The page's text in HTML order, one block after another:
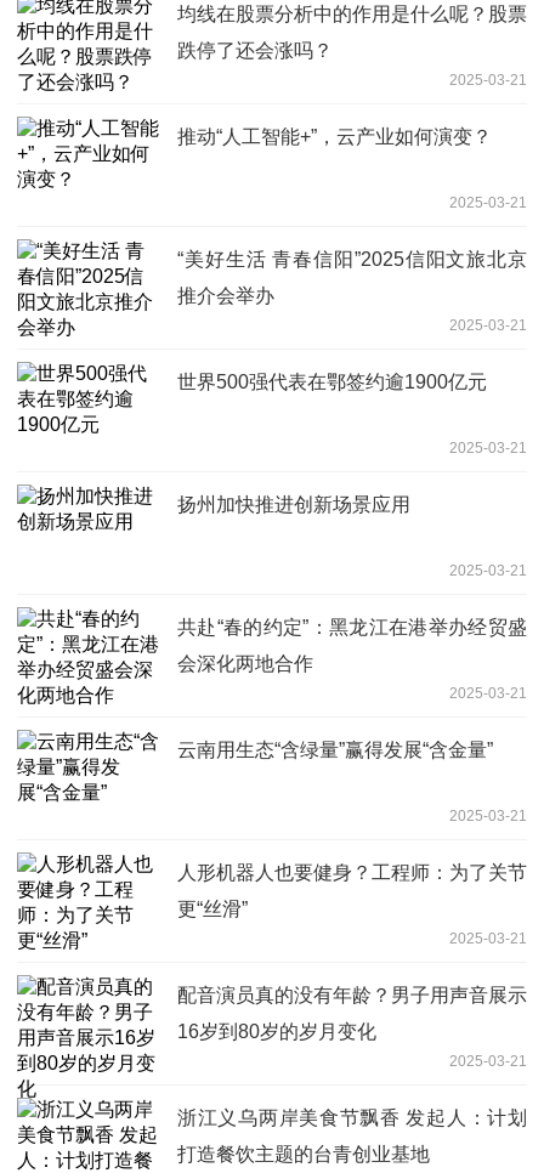
均线在股票分析中的作用是什么呢？股票
跌停了还会涨吗？
2025-03-21
推动“人工智能+”，云产业如何演变？
2025-03-21
“美好生活 青春信阳”2025信阳文旅北京
推介会举办
2025-03-21
世界500强代表在鄂签约逾1900亿元
2025-03-21
扬州加快推进创新场景应用
2025-03-21
共赴“春的约定”：黑龙江在港举办经贸盛
会深化两地合作
2025-03-21
云南用生态“含绿量”赢得发展“含金量”
2025-03-21
人形机器人也要健身？工程师：为了关节
更“丝滑”
2025-03-21
配音演员真的没有年龄？男子用声音展示
16岁到80岁的岁月变化
2025-03-21
浙江义乌两岸美食节飘香 发起人：计划
打造餐饮主题的台青创业基地